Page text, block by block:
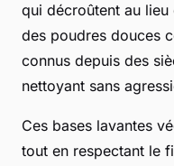
qui décroûtent au
des poudres douces
connus depuis des
nettoyant sans
Ces bases lavantes
tout en respectant le